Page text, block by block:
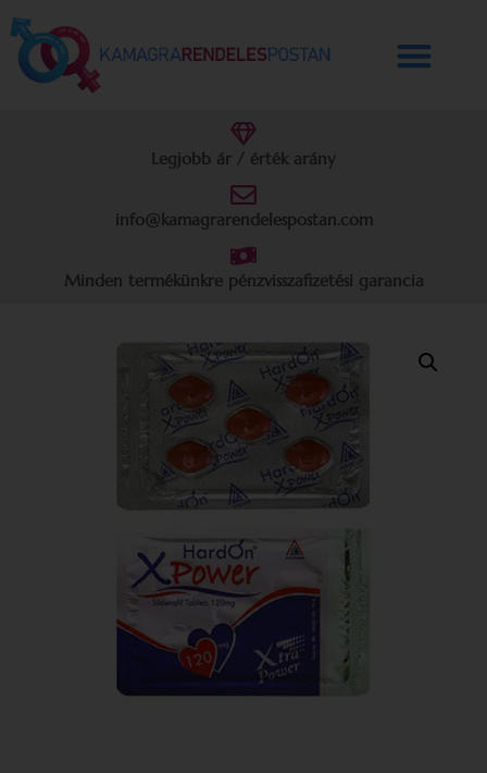
Legjobb ár / érték arány
info@kamagrarendelespostan.com
Minden termékünkre pénzvisszafizetési garancia